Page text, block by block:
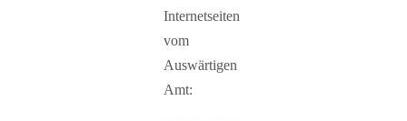
Internetseiten
vom
Auswärtigen
Amt: